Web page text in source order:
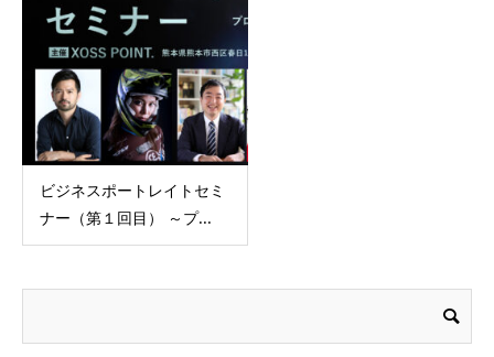
ビジネスポートレイトセミ
ナー（第１回目） ～プ...